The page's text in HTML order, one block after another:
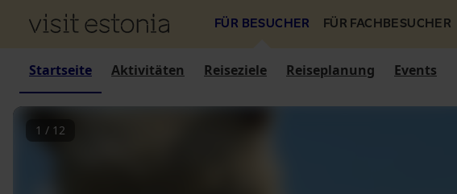
FÜR BESUCHER FÜR FACHBESUCHER
Startseite Aktivitäten Reiseziele Reiseplanung Events
1 / 12